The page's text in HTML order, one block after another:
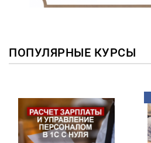
ПОПУЛЯРНЫЕ КУРСЫ